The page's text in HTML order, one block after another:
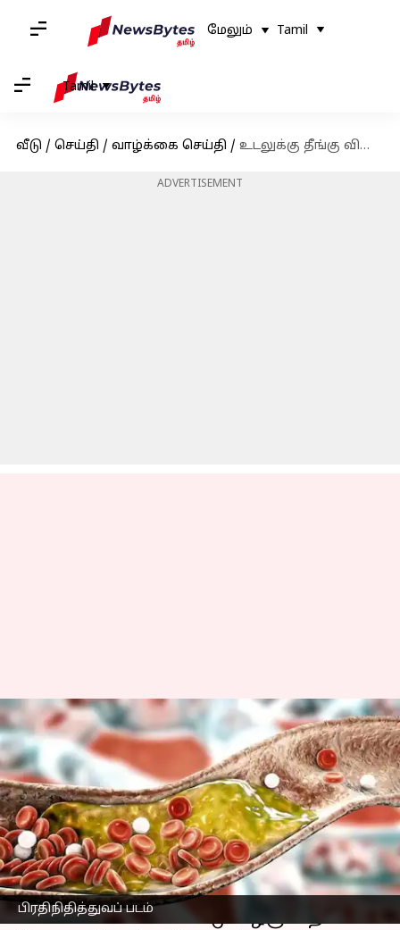
மேலும் Tamil
Tamil
வீடு / செய்தி / வாழ்க்கை செய்தி / உடலுக்கு தீங்கு விளைவிக்கும் அதிக கொலஸ்ட்ரால்
ADVERTISEMENT
பிரதிநிதித்துவப் படம்
உடலுக்கு தீங்கு
விளைவிக்கும் அதிக
கொலஸ்ட்ரால்
எழுதியவர் Saranya Shankar Jan 03, 2023 03:00 pm
செய்தி முன்னோட்டம்
கொலஸ்ட்ரால் என்பது உடலிலுள்ள
செல்களில் காணப்படும் ஒருவித